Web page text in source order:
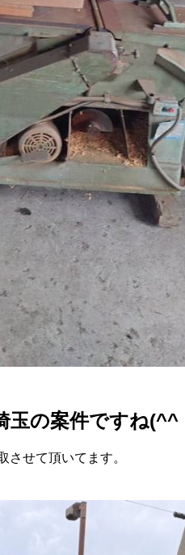
玉の案件ですね(^^
させて頂いてます。